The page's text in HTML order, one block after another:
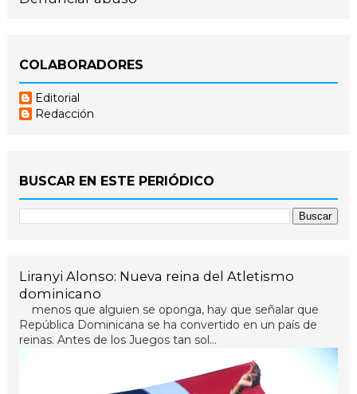
COLABORADORES
Editorial
Redacción
BUSCAR EN ESTE PERIÓDICO
Liranyi Alonso: Nueva reina del Atletismo
dominicano
menos que alguien se oponga, hay que señalar que
República Dominicana se ha convertido en un país de
reinas. Antes de los Juegos tan sol...